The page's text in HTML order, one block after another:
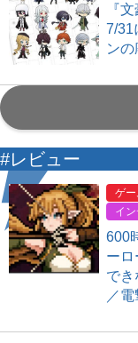
『
7/31
ン
#レビュー
ゲー
イ
600
ーロ
で
／